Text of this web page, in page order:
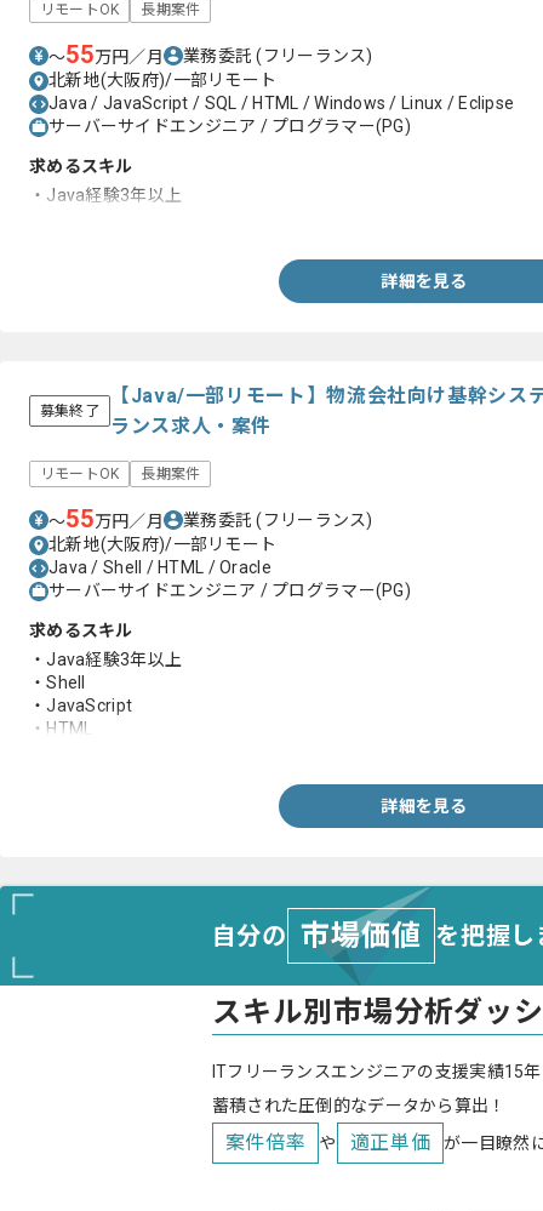
リモートOK 長期案件
〜55万円／月 業務委託(フリーランス)
北新地(大阪府)/一部リモート
Java / JavaScript / SQL / HTML / Windows / Linux / Eclipse
サーバーサイドエンジニア / プログラマー(PG)
求めるスキル
・Java経験3年以上
詳細を見る
募集終了
【Java/一部リモート】物流会社向け基幹シス
ランス求人・案件
リモートOK 長期案件
〜55万円／月 業務委託(フリーランス)
北新地(大阪府)/一部リモート
Java / Shell / HTML / Oracle
サーバーサイドエンジニア / プログラマー(PG)
求めるスキル
・Java経験3年以上
・Shell
・JavaScript
・HTML
詳細を見る
自分の 市場価値 を把握
スキル別市場分析ダッ
ITフリーランスエンジニアの支援実績15
蓄積された圧倒的なデータから算出！
案件倍率 や 適正単価 が一目瞭然